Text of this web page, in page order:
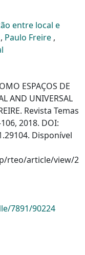
entre local e
, Paulo Freire ,
ESPAÇOS DE
AND UNIVERSAL
Revista Temas
2018. DOI:
Disponível
rteo/article/view/2
7891/90224